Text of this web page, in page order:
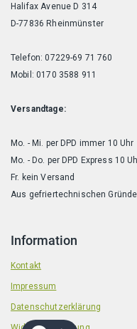
Halifax Avenue D 314
D-77836 Rheinmünster
Telefon: 07229-69 71 760
Mobil: 0170 3588 911
Versandtage:
Mo. - Mi. per DPD immer 10 Uhr
Mo. - Do. per DPD Express 10
Fr. kein Versand
Aus gefriertechnischen
Information
Kontakt
Impressum
Datenschutzerklärung